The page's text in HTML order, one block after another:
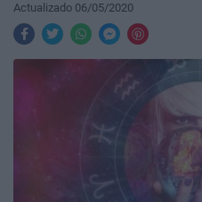
Actualizado 06/05/2020